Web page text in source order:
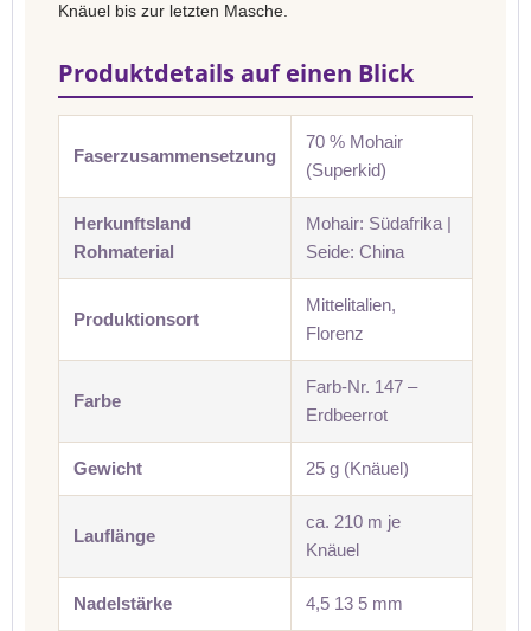
Knäuel bis zur letzten Masche.
Produktdetails auf einen Blick
Faserzusammensetzung
70 % Mohair
(Superkid)
Herkunftsland
Rohmaterial
Mohair: Südafrika |
Seide: China
Produktionsort
Mittelitalien,
Florenz
Farbe
Farb-Nr. 147 –
Erdbeerrot
Gewicht 25 g (Knäuel)
Lauflänge
ca. 210 m je
Knäuel
Nadelstärke 4,5 13 5 mm